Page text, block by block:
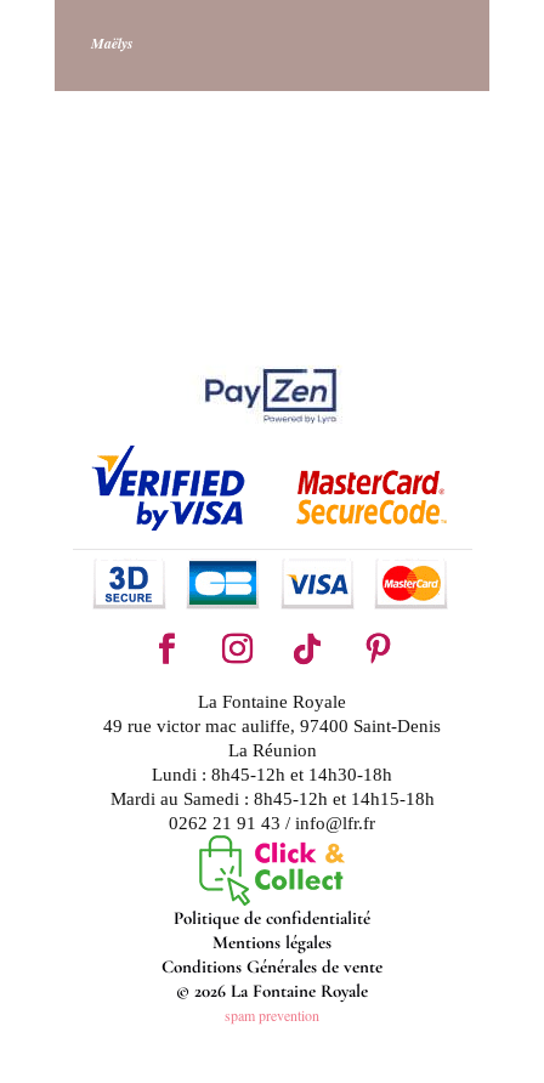
Maëlys
La Fontaine Royale
49 rue victor mac auliffe, 97400 Saint-Denis
La Réunion
Lundi : 8h45-12h et 14h30-18h
Mardi au Samedi : 8h45-12h et 14h15-18h
0262 21 91 43 / info@lfr.fr
Politique de confidentialité
Mentions légales
Conditions Générales de vente
© 2026 La Fontaine Royale
spam prevention